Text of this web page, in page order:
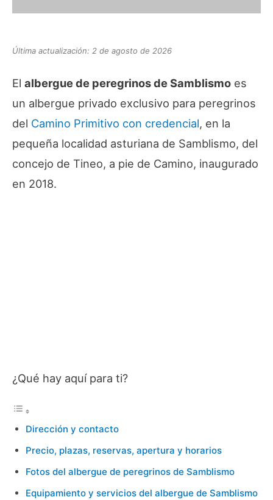
Última actualización: 2 de agosto de 2026
El albergue de peregrinos de Samblismo es
un albergue privado exclusivo para peregrinos
del Camino Primitivo con credencial, en la
pequeña localidad asturiana de Samblismo, del
concejo de Tineo, a pie de Camino, inaugurado
en 2018.
¿Qué hay aquí para ti?
Dirección y contacto
Precio, plazas, reservas, apertura y horarios
Fotos del albergue de peregrinos de Samblismo
Equipamiento y servicios del albergue de Samblismo